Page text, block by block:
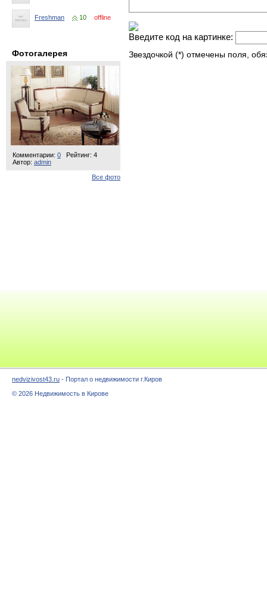
Freshman 10 offline
Фотогалерея
Комментарии: 0
Рейтинг: 4
Автор: admin
Все фото
Введите код на картинке:
Звездочкой (*) отмечены поля,
nedvizivost43.ru - Портал о недвижимости г.Киров
© 2026 Недвижимость в Кирове